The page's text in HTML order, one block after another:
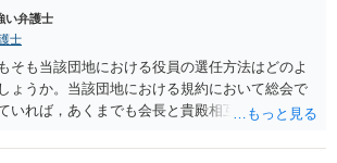
い弁護士
士
そも当該団地における役員の選任方法はどのよ
ょうか。当該団地における規約において総会で
いれば，あくまでも会長と貴殿相互間における
託契約は有効に成立しています。当該団地にお